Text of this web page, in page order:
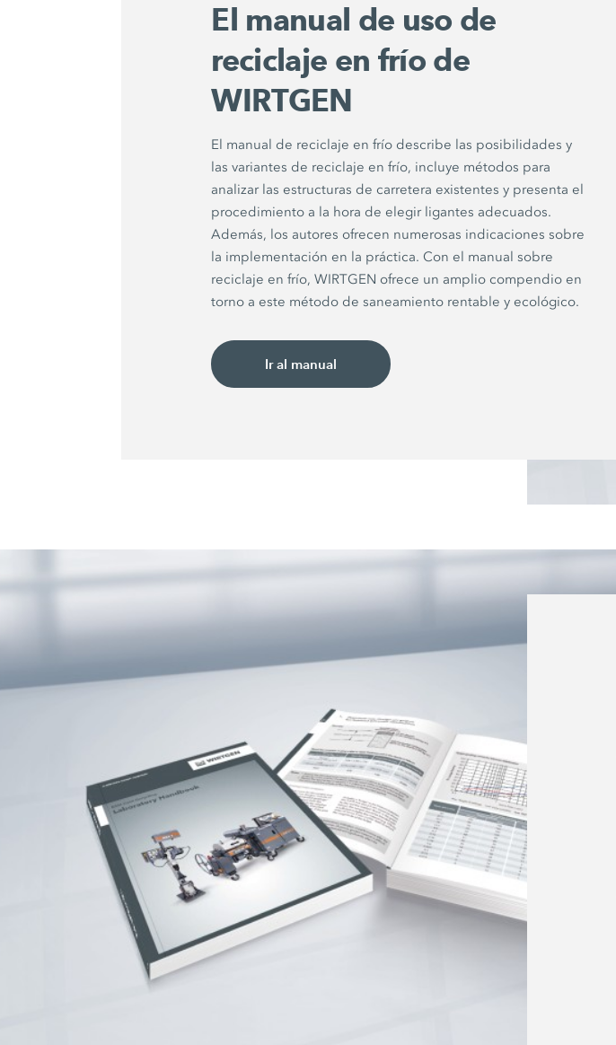
El manual de uso de
reciclaje en frío de
WIRTGEN
El manual de reciclaje en frío describe las posibilidades y
las variantes de reciclaje en frío, incluye métodos para
analizar las estructuras de carretera existentes y presenta el
procedimiento a la hora de elegir ligantes adecuados.
Además, los autores ofrecen numerosas indicaciones sobre
la implementación en la práctica. Con el manual sobre
reciclaje en frío, WIRTGEN ofrece un amplio compendio en
torno a este método de saneamiento rentable y ecológico.
Ir al manual